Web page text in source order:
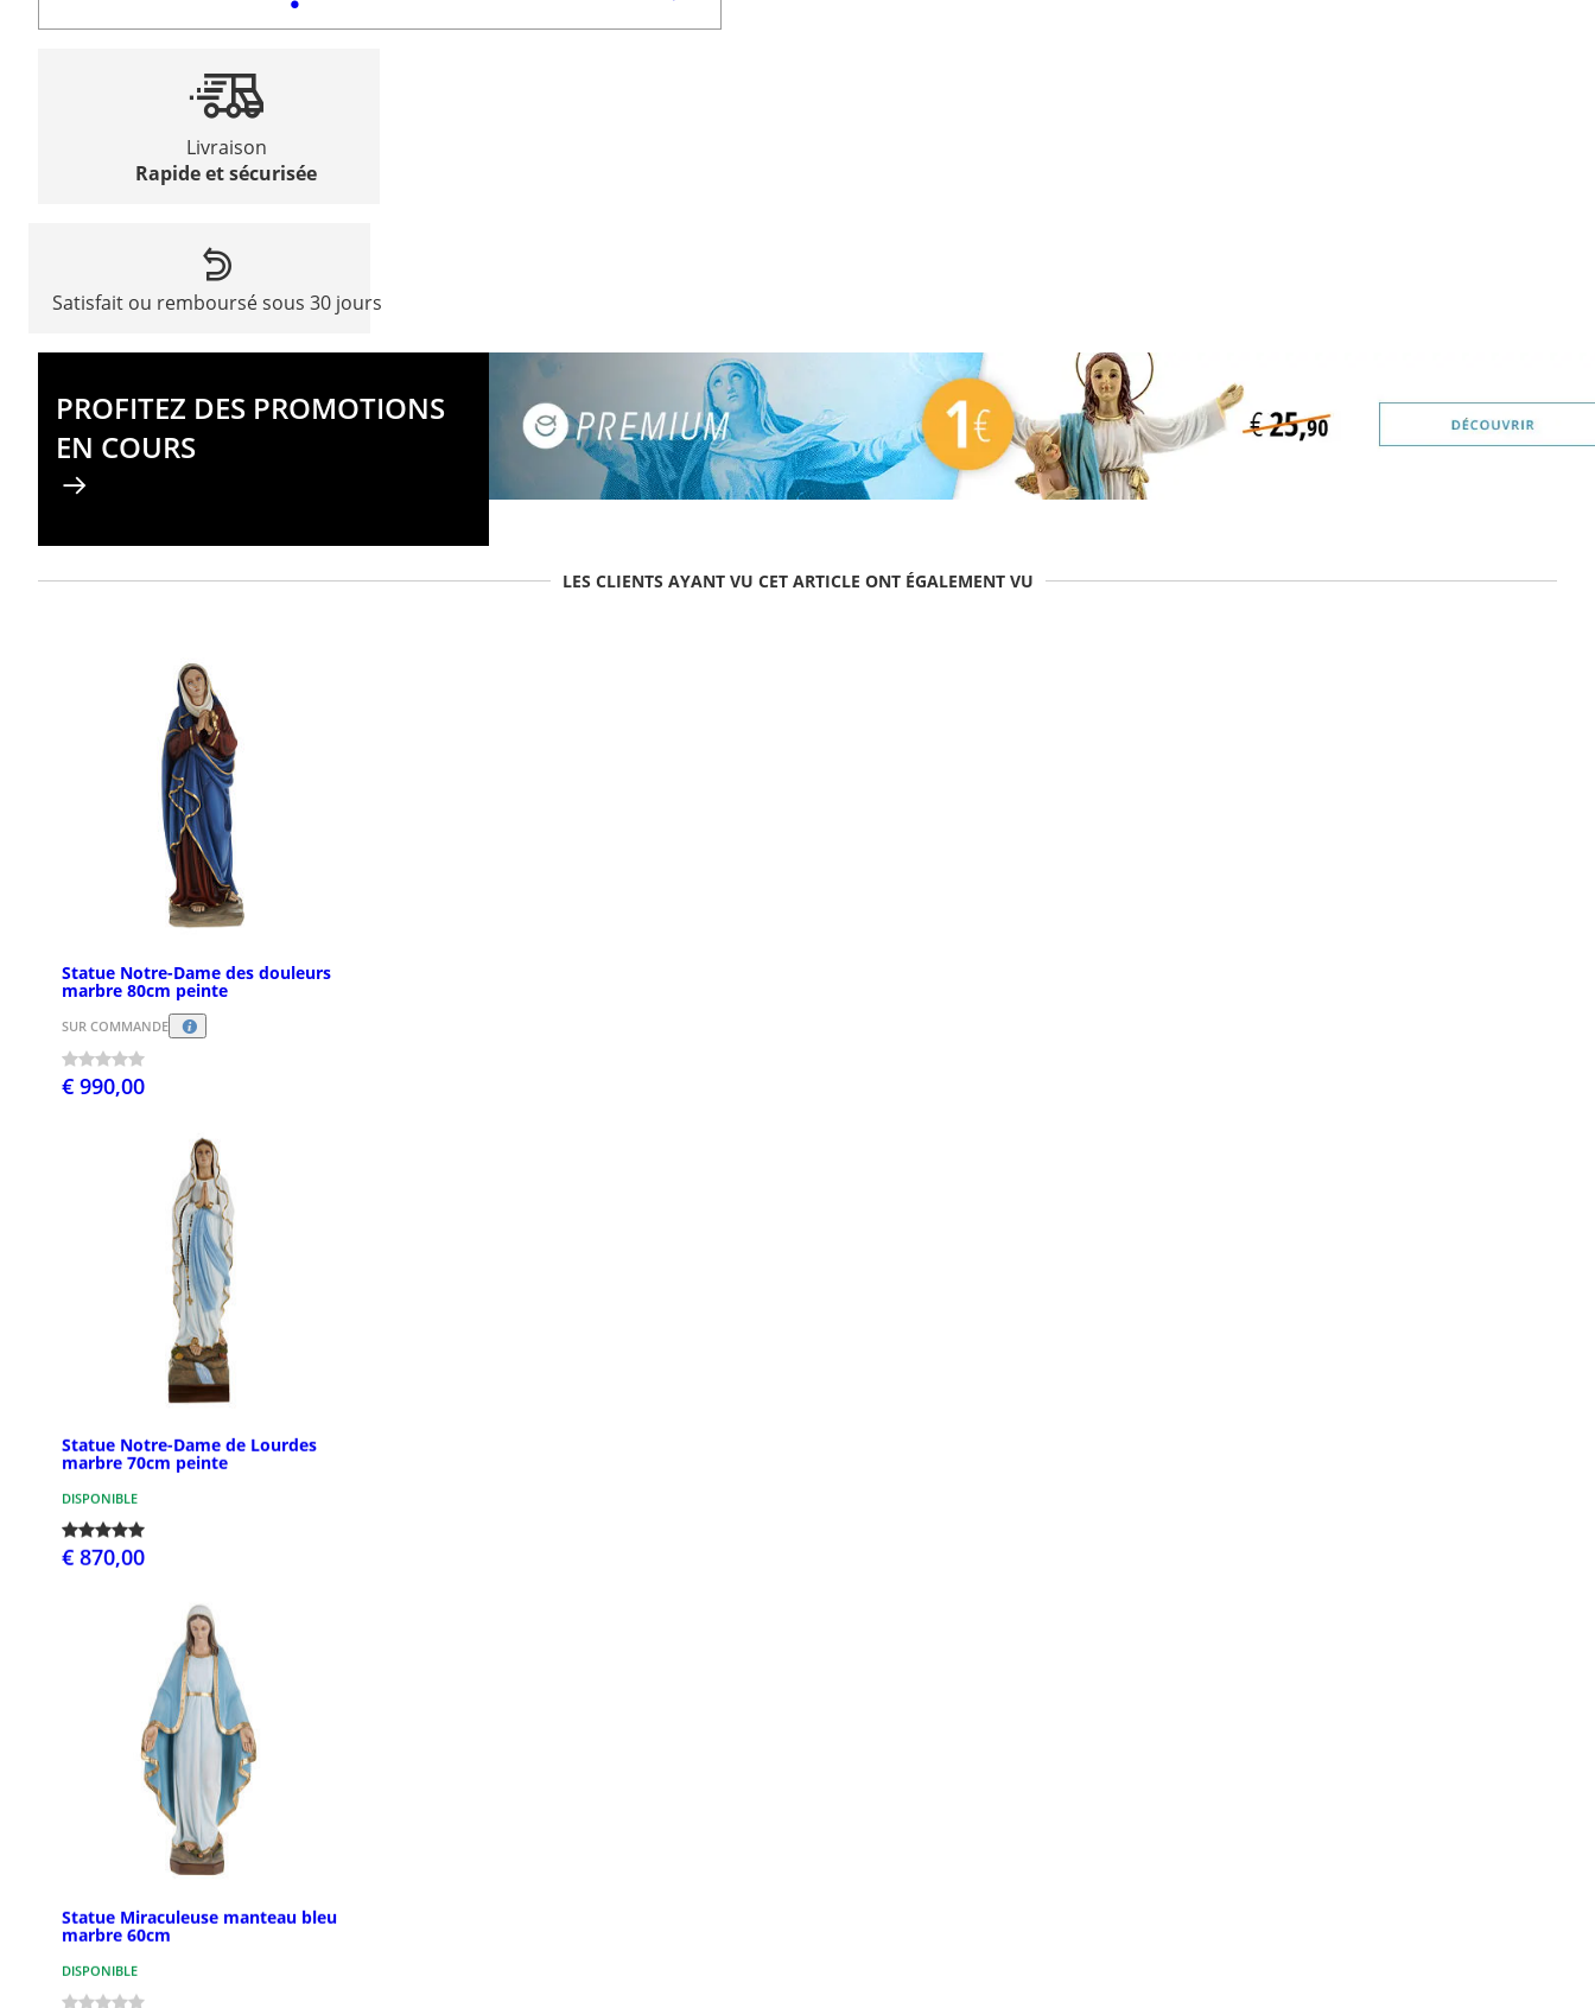
Livraison
Rapide et sécurisée
Satisfait ou remboursé sous 30 jours
PROFITEZ DES PROMOTIONS
EN COURS
LES CLIENTS AYANT VU CET ARTICLE ONT ÉGALEMENT VU
Statue Notre-Dame des douleurs
marbre 80cm peinte
SUR COMMANDE
€ 990,00
Statue Notre-Dame de Lourdes
marbre 70cm peinte
DISPONIBLE
€ 870,00
Statue Miraculeuse manteau bleu
marbre 60cm
DISPONIBLE